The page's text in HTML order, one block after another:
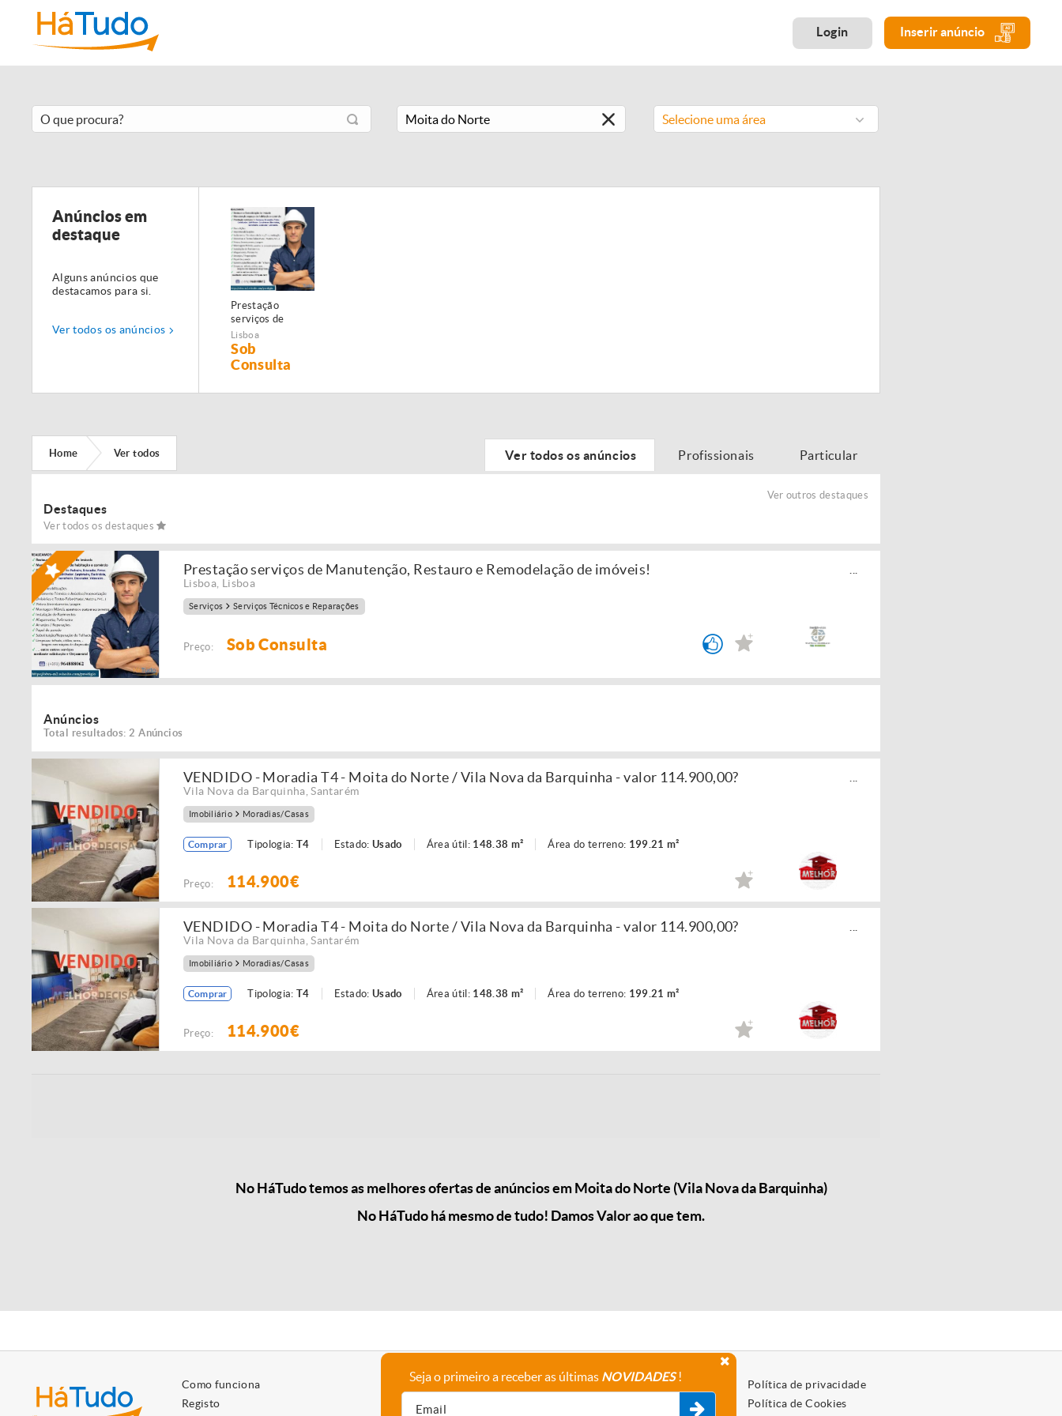
Login Inserir anúncio
Selecione uma área
Anúncios em
destaque
Alguns anúncios que
destacamos para si.
Ver todos os anúncios
Prestação
serviços de
Manutenção,
Restauro e
Remodelação de
imóveis!
Lisboa
Sob
Consulta
Home Ver todos Ver todos os anúncios Profissionais Particular
Ver outros destaques
Destaques
Ver todos os destaques
Prestação serviços de Manutenção, Restauro e Remodelação de imóveis!
Lisboa Lisboa
Serviços Serviços Técnicos e Reparações
Preço: Sob Consulta
Anúncios
Total resultados: 2 Anúncios
VENDIDO - Moradia T4 - Moita do Norte / Vila Nova da Barquinha - valor 114.900,00?
Vila Nova da Barquinha ,Santarém
Imobiliário Moradias/Casas
Comprar Tipologia: T4 Estado:Usado Área útil: 148.38 m² Área do terreno: 199.21 m²
Preço: 114.900€
VENDIDO - Moradia T4 - Moita do Norte / Vila Nova da Barquinha - valor 114.900,00?
Vila Nova da Barquinha ,Santarém
Imobiliário Moradias/Casas
Comprar Tipologia: T4 Estado:Usado Área útil: 148.38 m² Área do terreno: 199.21 m²
Preço: 114.900€
No HáTudo temos as melhores ofertas de anúncios em Moita do Norte (Vila Nova da Barquinha)
No HáTudo há mesmo de tudo! Damos Valor ao que tem.
Como funciona
Registo
A empresa
Política de privacidade
Política de Cookies
Seja o primeiro a receber as últimas NOVIDADES!